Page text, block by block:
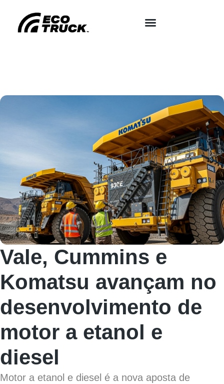
Vale, Cummins e
Komatsu avançam no
desenvolvimento de
motor a etanol e
diesel
Motor a etanol e diesel é a nova aposta de